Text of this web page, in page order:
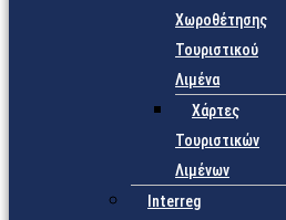
Χωροθέτησης
Τουριστικού
Λιμένα
Χάρτες
Τουριστικών
Λιμένων
Interreg